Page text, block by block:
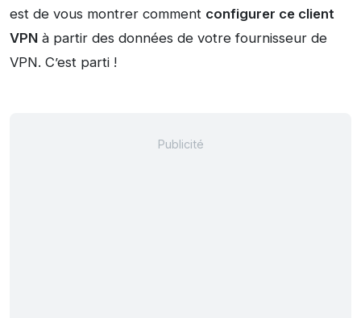
est de vous montrer comment configurer ce client
VPN à partir des données de votre fournisseur de
VPN. C’est parti !